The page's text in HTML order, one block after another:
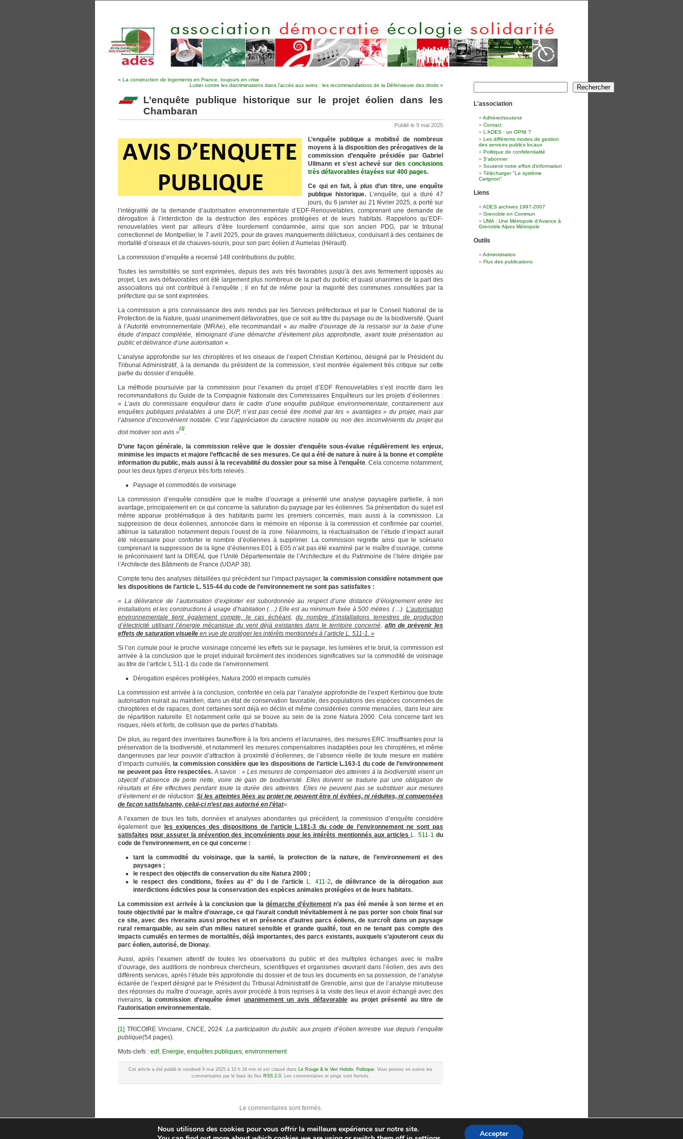
« La construction de logements en France, toujours en crise
Lutter contre les discriminations dans l’accès aux soins : les recommandations de la Défenseure des droits »
L’enquête publique historique sur le projet éolien dans les
Chambaran
Publié le 9 mai 2025
L’enquête publique a mobilisé de nombreux
moyens à la disposition des prérogatives de la
commission d’enquête présidée par Gabriel
Ullmann et s’est achevé surdes conclusions
très défavorables étayées sur 400 pages.
Ce qui en fait, à plus d’un titre, une enquête
publique historique.
L’enquête, qui a duré 47
jours, du 6 janvier au 21 février 2025, a porté sur
l’intégralité de la demande d’autorisation environnementale d’EDF-Renouvelables, comprenant une demande de
dérogation à l’interdiction de la destruction des espèces protégées et de leurs habitats. Rappelons qu’EDF-
renouvelables vient par ailleurs d’être lourdement condamnée, ainsi que son ancien PDG, par le tribunal
correctionnel de Montpellier, le 7 avril 2025, pour de graves manquements délictueux, conduisant à des centaines de
mortalité d’oiseaux et de chauves-souris, pour son parc éolien d’Aumelas (Hérault).
La commission d’enquête a recensé 148 contributions du public.
Toutes les sensibilités se sont exprimées, depuis des avis très favorables jusqu’à des avis fermement opposés au
projet. Les avis défavorables ont été largement plus nombreux de la part du public et quasi unanimes de la part des
associations qui ont contribué à l’enquête ; il en fut de même pour la majorité des communes consultées par la
préfecture qui se sont exprimées.
La commission a pris connaissance des avis rendus par les Services préfectoraux et par le Conseil National de la
Protection de la Nature, quasi unanimement défavorables, que ce soit au titre du paysage ou de la biodiversité. Quant
à l’Autorité environnementale (MRAe), elle recommandait «au maître d’ouvrage de la ressaisir sur la base d’une
étude d’impact complétée, témoignant d’une démarche d’évitement plus approfondie, avant toute présentation au
public et délivrance d’une autorisation ».
L’analyse approfondie sur les chiroptères et les oiseaux de l’expert Christian Kerbiriou, désigné par le Président du
Tribunal Administratif, à la demande du président de la commission, s’est montrée également très critique sur cette
partie du dossier d’enquête.
La méthode poursuivie par la commission pour l’examen du projet d’EDF Renouvelables s’est inscrite dans les
recommandations du Guide de la Compagnie Nationale des Commissaires Enquêteurs sur les projets d’éoliennes :
« L’avis du commissaire enquêteur dans le cadre d’une enquête publique environnementale, contrairement aux
enquêtes publiques préalables à une DUP, n’est pas censé être motivé par les « avantages » du projet, mais par
l’absence d’inconvénient notable. C’est l’appréciation du caractère notable ou non des inconvénients du projet qui
doit motiver son avis »
[1]
.
D’une façon générale, la commission relève que le dossier d’enquête sous-évalue régulièrement les enjeux,
minimise les impacts et majore l’efficacité de ses mesures. Ce qui a été de nature à nuire à la bonne et complète
information du public, mais aussi à la recevabilité du dossier pour sa mise à l’enquête. Cela concerne notamment,
pour les deux types d’enjeux très forts relevés :
Paysage et commodités de voisinage
La commission d’enquête considère que le maître d’ouvrage a présenté une analyse paysagère partielle, à son
avantage, principalement en ce qui concerne la saturation du paysage par les éoliennes. Sa présentation du sujet est
même apparue problématique à des habitants parmi les premiers concernés, mais aussi à la commission. La
suppression de deux éoliennes, annoncée dans le mémoire en réponse à la commission et confirmée par courriel,
atténue la saturation notamment depuis l’ouest de la zone. Néanmoins, la réactualisation de l’étude d’impact aurait
été nécessaire pour conforter le nombre d’éoliennes à supprimer. La commission regrette ainsi que le scénario
comprenant la suppression de la ligne d’éoliennes E01 à E05 n’ait pas été examiné par le maître d’ouvrage, comme
le préconisaient tant la DREAL que l’Unité Départementale de l’Architecture et du Patrimoine de l’Isère dirigée par
l’Architecte des Bâtiments de France (UDAP 38).
Compte tenu des analyses détaillées qui précèdent sur l’impact paysager, la commission considère notamment que
les dispositions de l’article L. 515-44 du code de l’environnement ne sont pas satisfaites :
« La délivrance de l’autorisation d’exploiter est subordonnée au respect d’une distance d’éloignement entre les
installations et les constructions à usage d’habitation (…) Elle est au minimum fixée à 500 mètres. (…). L’autorisation
environnementale tient également compte, le cas échéant, du nombre d’installations terrestres de production
d’électricité utilisant l’énergie mécanique du vent déjà existantes dans le territoire concerné, afin de prévenir les
effets de saturation visuelle en vue de protéger les intérêts mentionnés à l’article L. 511-1. »
Si l’on cumule pour le proche voisinage concerné les effets sur le paysage, les lumières et le bruit, la commission est
arrivée à la conclusion que le projet induirait forcément des incidences significatives sur la commodité de voisinage
au titre de l’article L 511-1 du code de l’environnement.
Dérogation espèces protégées, Natura 2000 et impacts cumulés
La commission est arrivée à la conclusion, confortée en cela par l’analyse approfondie de l’expert Kerbiriou que toute
autorisation nuirait au maintien, dans un état de conservation favorable, des populations des espèces concernées de
chiroptères et de rapaces, dont certaines sont déjà en déclin et même considérées comme menacées, dans leur aire
de répartition naturelle. Et notamment celle qui se trouve au sein de la zone Natura 2000. Cela concerne tant les
risques, réels et forts, de collision que de pertes d’habitats.
De plus, au regard des inventaires faune/flore à la fois anciens et lacunaires, des mesures ERC insuffisantes pour la
préservation de la biodiversité, et notamment les mesures compensatoires inadaptées pour les chiroptères, et même
dangereuses par leur pouvoir d’attraction à proximité d’éoliennes, de l’absence réelle de toute mesure en matière
d’impacts cumulés, la commission considère que les dispositions de l’article L.163-1 du code de l’environnement
ne peuvent pas être respectées. A savoir : « Les mesures de compensation des atteintes à la biodiversité visent un
objectif d’absence de perte nette, voire de gain de biodiversité. Elles doivent se traduire par une obligation de
résultats et être effectives pendant toute la durée des atteintes. Elles ne peuvent pas se substituer aux mesures
d’évitement et de réduction.Si les atteintes liées au projet ne peuvent être ni évitées, ni réduites, ni compensées
de façon satisfaisante, celui-ci n’est pas autorisé en l’état».
A l’examen de tous les faits, données et analyses abondantes qui précédent, la commission d’enquête considère
également que
les exigences des dispositions de l’article L.181-3 du code de l’environnement ne sont pas
satisfaites pour assurer la prévention des inconvénients pour les intérêts mentionnés aux articles L. 511-1du
code de l’environnement, en ce qui concerne :
tant la commodité du voisinage, que la santé, la protection de la nature, de l’environnement et des
paysages ;
le respect des objectifs de conservation du site Natura 2000 ;
le respect des conditions, fixées au 4° du I de l’article L. 411-2, de délivrance de la dérogation aux
interdictions édictées pour la conservation des espèces animales protégées et de leurs habitats.
La commission est arrivée à la conclusion que la démarche d’évitement n’a pas été menée à son terme et en
toute objectivité par le maître d’ouvrage, ce qui l’aurait conduit inévitablement à ne pas porter son choix final sur
ce site, avec des riverains aussi proches et en présence d’autres parcs éoliens, de surcroît dans un paysage
rural remarquable, au sein d’un milieu naturel sensible et grande qualité, tout en ne tenant pas compte des
impacts cumulés en termes de mortalités, déjà importantes, des parcs existants, auxquels s’ajouteront ceux du
parc éolien, autorisé, de Dionay.
Aussi, après l’examen attentif de toutes les observations du public et des multiples échanges avec le maître
d’ouvrage, des auditions de nombreux chercheurs, scientifiques et organismes œuvrant dans l’éolien, des avis des
différents services, après l’étude très approfondie du dossier et de tous les documents en sa possession, de l’analyse
éclairée de l’expert désigné par le Président du Tribunal Administratif de Grenoble, ainsi que de l’analyse minutieuse
des réponses du maître d’ouvrage, après avoir procédé à trois reprises à la visite des lieux et avoir échangé avec des
riverains,
la commission d’enquête émet unanimement un avis défavorableau projet présenté au titre de
l’autorisation environnementale.
[1] TRICOIRE Vinciane, CNCE, 2024. La participation du public aux projets d’éolien terrestre vue depuis l’enquête
publique(54 pages).
Mots-clefs : edf, Energie, enquêtes publiques, environnement
Cet article a été publié le vendredi 9 mai 2025 à 10 h 34 min et est classé dans Le Rouge & le Vert Hebdo, Politique. Vous pouvez en suivre les
commentaires par le biais du flux RSS 2.0. Les commentaires et pings sont fermés.
Le commentaires sont fermés.
Rechercher Rechercher
L'association
Adhérer/soutenir
Contact
L'ADES : un OPNI ?
Les différents modes de gestion
des services publics locaux
Politique de confidentialité
S'abonner
Soutenir notre effort d'information
Télécharger "Le système
Carignon"
Liens
ADES archives 1997-2007
Grenoble en Commun
UMA : Une Métropole d'Avance à
Grenoble Alpes Métropole
Outils
Administration
Flux des publications
ADES – Le Rouge et le Vert © 2010 V.C. | un blog utilisant WordPress| Articles (RSS)etCommentaires (RSS)
Nous utilisons des cookies pour vous offrir la meilleure expérience sur notre site.
Accepter